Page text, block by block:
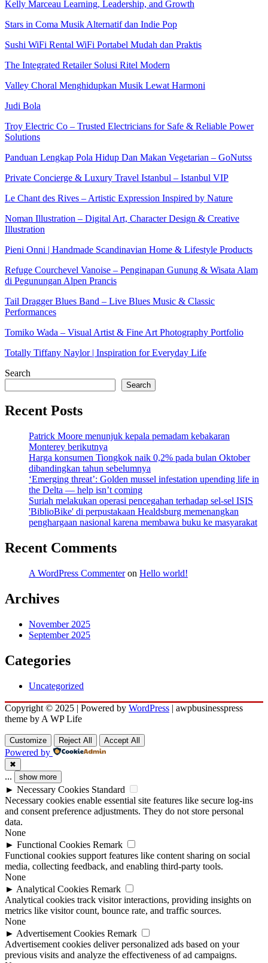
Kelly Marceau Learning, Leadership, and Growth
Stars in Coma Musik Alternatif dan Indie Pop
Sushi WiFi Rental WiFi Portabel Mudah dan Praktis
The Integrated Retailer Solusi Ritel Modern
Valley Choral Menghidupkan Musik Lewat Harmoni
Judi Bola
Troy Electric Co – Trusted Electricians for Safe & Reliable Power
Solutions
Panduan Lengkap Pola Hidup Dan Makan Vegetarian – GoNutss
Private Concierge & Luxury Travel Istanbul – Istanbul VIP
Le Chant des Rives – Artistic Expression Inspired by Nature
Noman Illustration – Digital Art, Character Design & Creative
Illustration
Pieni Onni | Handmade Scandinavian Home & Lifestyle Products
Refuge Courchevel Vanoise – Penginapan Gunung & Wisata Alam
di Pegunungan Alpen Prancis
Tail Dragger Blues Band – Live Blues Music & Classic
Performances
Tomiko Wada – Visual Artist & Fine Art Photography Portfolio
Totally Tiffany Naylor | Inspiration for Everyday Life
Search
Search
Recent Posts
Patrick Moore menunjuk kepala pemadam kebakaran
Monterey berikutnya
Harga konsumen Tiongkok naik 0,2% pada bulan Oktober
dibandingkan tahun sebelumnya
‘Emerging threat’: Golden mussel infestation upending life in
the Delta — help isn’t coming
Suriah melakukan operasi pencegahan terhadap sel-sel ISIS
'BiblioBike' di perpustakaan Healdsburg memenangkan
penghargaan nasional karena membawa buku ke masyarakat
Recent Comments
A WordPress Commenteron Hello world!
Archives
November 2025
September 2025
Categories
Uncategorized
Copyright © 2025 | Powered by WordPress | awpbusinesspress
theme by A WP Life
Customize Reject All Accept All
Powered by
✖
... show more
► Necessary Cookies Standard
Necessary cookies enable essential site features like secure log-ins
and consent preference adjustments. They do not store personal
data.
None
► Functional Cookies Remark
Functional cookies support features like content sharing on social
media, collecting feedback, and enabling third-party tools.
None
► Analytical Cookies Remark
Analytical cookies track visitor interactions, providing insights on
metrics like visitor count, bounce rate, and traffic sources.
None
► Advertisement Cookies Remark
Advertisement cookies deliver personalized ads based on your
previous visits and analyze the effectiveness of ad campaigns.